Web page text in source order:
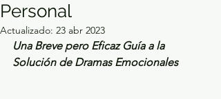
Personal
Actualizado: 23 abr 2023
Una Breve pero Eficaz Guía a la
Solución de Dramas Emocionales